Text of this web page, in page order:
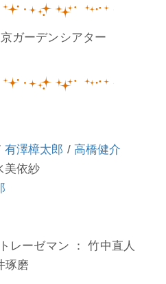
ガーデンシアター
有澤樟太郎 / 高橋健介
美依紗
レーゼマン ： 竹中直人
琢磨